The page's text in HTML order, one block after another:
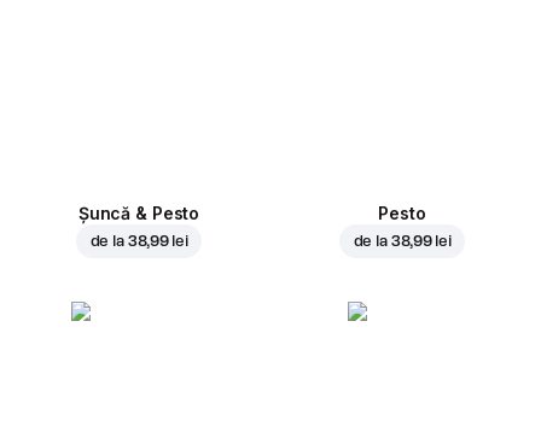
Șuncă & Pesto
de la 38,99 lei
Pesto
de la 38,99 lei